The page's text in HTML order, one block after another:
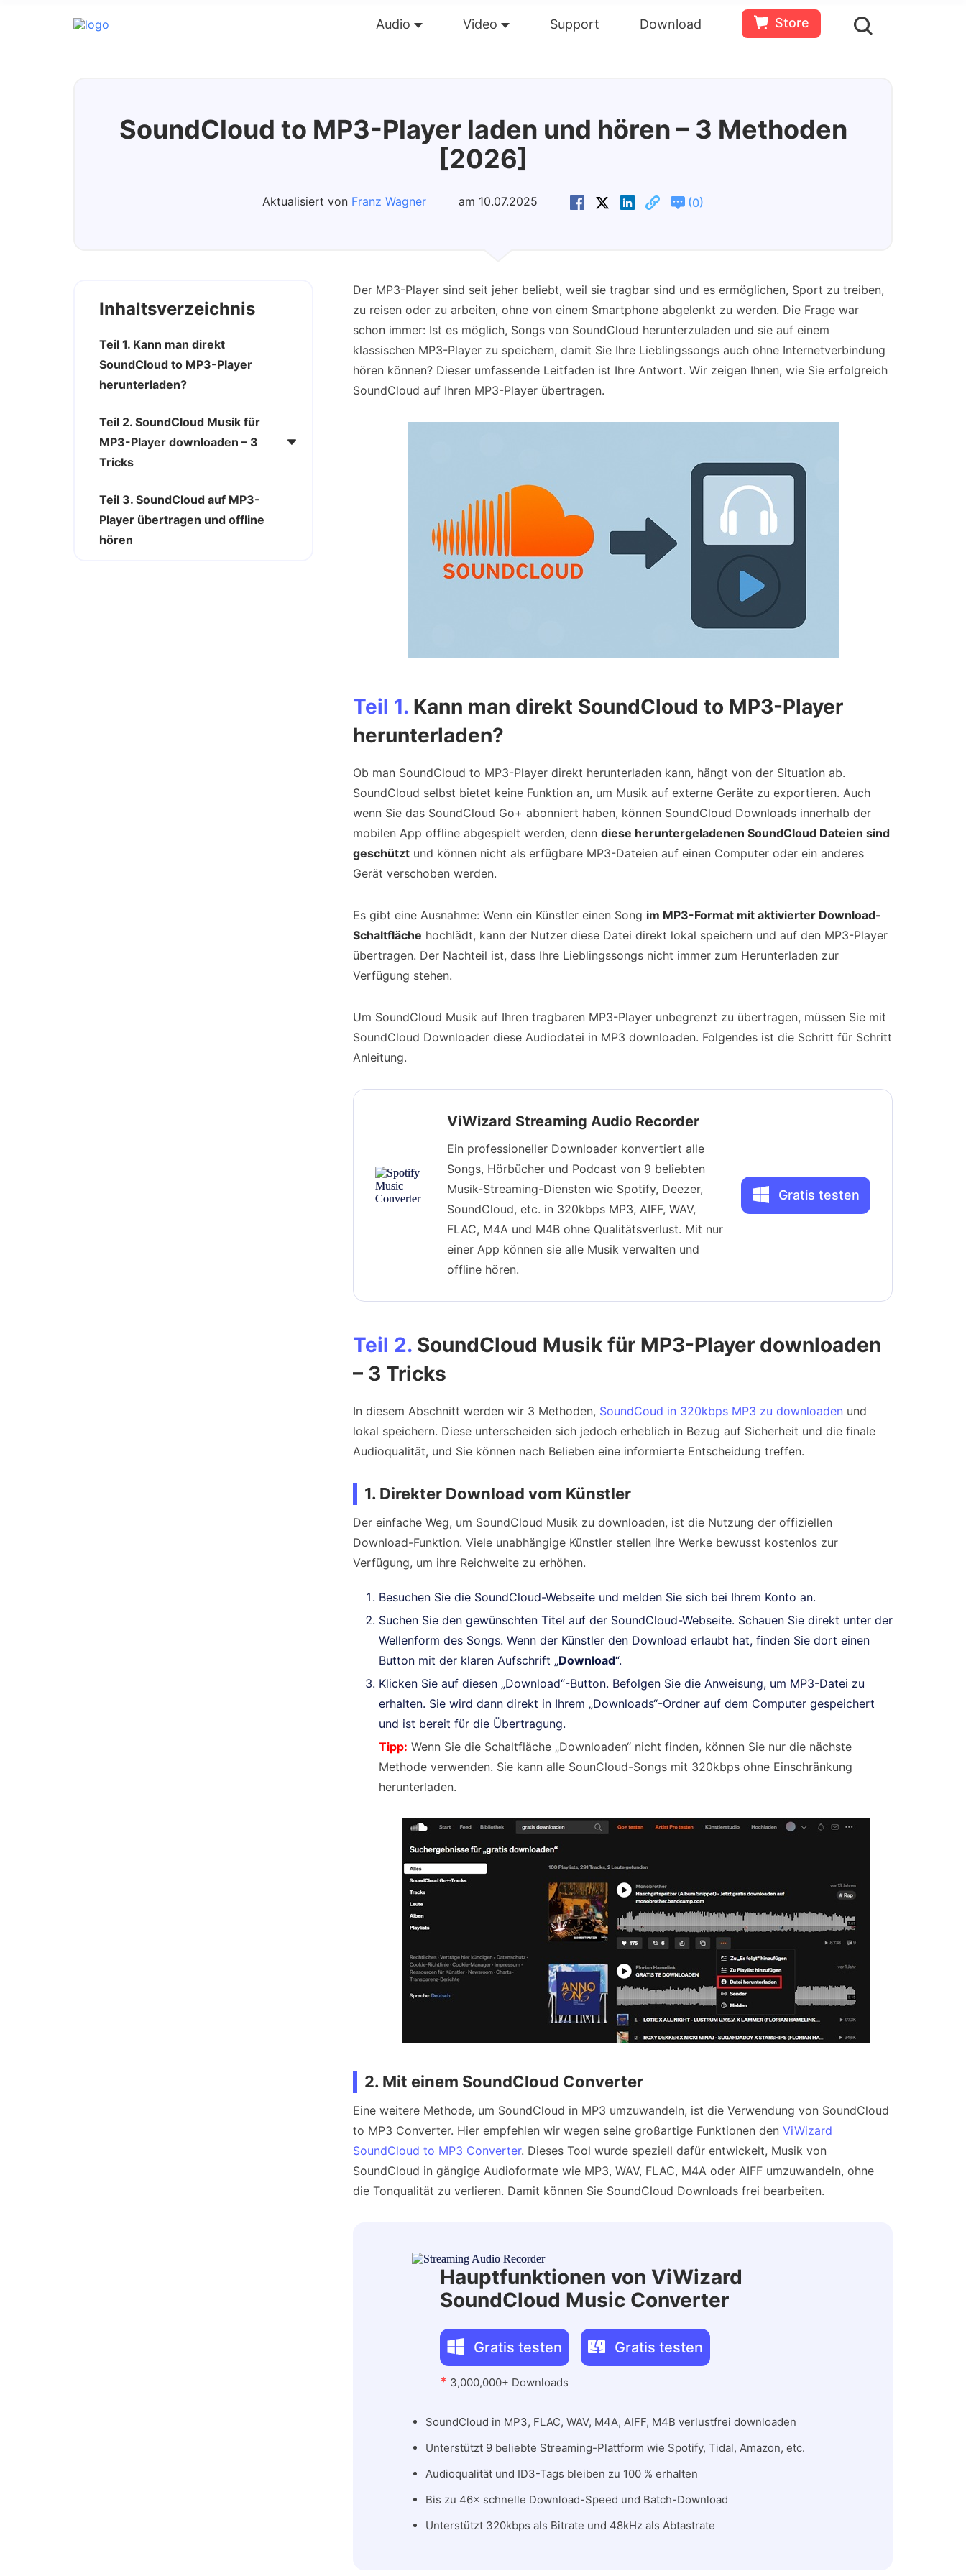
Audio Video Support Download Store
Bewertungen(0) Ressourcen
SoundCloud to MP3-Player laden und hören – 3 Methoden
[2026]
Aktualisiert von Franz Wagner am 10.07.2025 (0)
Inhaltsverzeichnis
Teil 1. Kann man direkt
SoundCloud to MP3-Player
herunterladen?
Teil 2. SoundCloud Musik für
MP3-Player downloaden – 3
Tricks
Teil 3. SoundCloud auf MP3-
Player übertragen und offline
hören
Der MP3-Player sind seit jeher beliebt, weil sie tragbar sind und es ermöglichen, Sport zu treiben,
zu reisen oder zu arbeiten, ohne von einem Smartphone abgelenkt zu werden. Die Frage war
schon immer: Ist es möglich, Songs von SoundCloud herunterzuladen und sie auf einem
klassischen MP3-Player zu speichern, damit Sie Ihre Lieblingssongs auch ohne Internetverbindung
hören können? Dieser umfassende Leitfaden ist Ihre Antwort. Wir zeigen Ihnen, wie Sie erfolgreich
SoundCloud auf Ihren MP3-Player übertragen.
Teil 1. Kann man direkt SoundCloud to MP3-Player
herunterladen?
Ob man SoundCloud to MP3-Player direkt herunterladen kann, hängt von der Situation ab.
SoundCloud selbst bietet keine Funktion an, um Musik auf externe Geräte zu exportieren. Auch
wenn Sie das SoundCloud Go+ abonniert haben, können SoundCloud Downloads innerhalb der
mobilen App offline abgespielt werden, denn diese heruntergeladenen SoundCloud Dateien sind
geschützt und können nicht als erfügbare MP3-Dateien auf einen Computer oder ein anderes
Gerät verschoben werden.
Es gibt eine Ausnahme: Wenn ein Künstler einen Song im MP3-Format mit aktivierter Download-
Schaltfläche hochlädt, kann der Nutzer diese Datei direkt lokal speichern und auf den MP3-Player
übertragen. Der Nachteil ist, dass Ihre Lieblingssongs nicht immer zum Herunterladen zur
Verfügung stehen.
Um SoundCloud Musik auf Ihren tragbaren MP3-Player unbegrenzt zu übertragen, müssen Sie mit
SoundCloud Downloader diese Audiodatei in MP3 downloaden. Folgendes ist die Schritt für Schritt
Anleitung.
ViWizard Streaming Audio Recorder
Ein professioneller Downloader konvertiert alle
Songs, Hörbücher und Podcast von 9 beliebten
Musik-Streaming-Diensten wie Spotify, Deezer,
SoundCloud, etc. in 320kbps MP3, AIFF, WAV,
FLAC, M4A und M4B ohne Qualitätsverlust. Mit nur
einer App können sie alle Musik verwalten und
offline hören.
Gratis testen
Teil 2. SoundCloud Musik für MP3-Player downloaden
– 3 Tricks
In diesem Abschnitt werden wir 3 Methoden, SoundCoud in 320kbps MP3 zu downloaden und
lokal speichern. Diese unterscheiden sich jedoch erheblich in Bezug auf Sicherheit und die finale
Audioqualität, und Sie können nach Belieben eine informierte Entscheidung treffen.
1. Direkter Download vom Künstler
Der einfache Weg, um SoundCloud Musik zu downloaden, ist die Nutzung der offiziellen
Download-Funktion. Viele unabhängige Künstler stellen ihre Werke bewusst kostenlos zur
Verfügung, um ihre Reichweite zu erhöhen.
Besuchen Sie die SoundCloud-Webseite und melden Sie sich bei Ihrem Konto an.
Suchen Sie den gewünschten Titel auf der SoundCloud-Webseite. Schauen Sie direkt unter der
Wellenform des Songs. Wenn der Künstler den Download erlaubt hat, finden Sie dort einen
Button mit der klaren Aufschrift „Download“.
Klicken Sie auf diesen „Download“-Button. Befolgen Sie die Anweisung, um MP3-Datei zu
erhalten. Sie wird dann direkt in Ihrem „Downloads“-Ordner auf dem Computer gespeichert
und ist bereit für die Übertragung.
Tipp: Wenn Sie die Schaltfläche „Downloaden“ nicht finden, können Sie nur die nächste
Methode verwenden. Sie kann alle SounCloud-Songs mit 320kbps ohne Einschränkung
herunterladen.
2. Mit einem SoundCloud Converter
Eine weitere Methode, um SoundCloud in MP3 umzuwandeln, ist die Verwendung von SoundCloud
to MP3 Converter. Hier empfehlen wir wegen seine großartige Funktionen den ViWizard
SoundCloud to MP3 Converter. Dieses Tool wurde speziell dafür entwickelt, Musik von
SoundCloud in gängige Audioformate wie MP3, WAV, FLAC, M4A oder AIFF umzuwandeln, ohne
die Tonqualität zu verlieren. Damit können Sie SoundCloud Downloads frei bearbeiten.
Hauptfunktionen von ViWizard
SoundCloud Music Converter
Gratis testen Gratis testen
* 3,000,000+ Downloads
SoundCloud in MP3, FLAC, WAV, M4A, AIFF, M4B verlustfrei downloaden
Unterstützt 9 beliebte Streaming-Plattform wie Spotify, Tidal, Amazon, etc.
Audioqualität und ID3-Tags bleiben zu 100 % erhalten
Bis zu 46× schnelle Download-Speed und Batch-Download
Unterstützt 320kbps als Bitrate und 48kHz als Abtastrate